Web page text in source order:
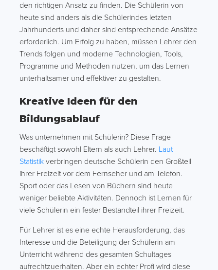
den richtigen Ansatz zu finden. Die Schülerin von
heute sind anders als die Schülerindes letzten
Jahrhunderts und daher sind entsprechende Ansätze
erforderlich. Um Erfolg zu haben, müssen Lehrer den
Trends folgen und moderne Technologien, Tools,
Programme und Methoden nutzen, um das Lernen
unterhaltsamer und effektiver zu gestalten.
Kreative Ideen für den
Bildungsablauf
Was unternehmen mit Schülerin? Diese Frage
beschäftigt sowohl Eltern als auch Lehrer. Laut
Statistik verbringen deutsche Schülerin den Großteil
ihrer Freizeit vor dem Fernseher und am Telefon.
Sport oder das Lesen von Büchern sind heute
weniger beliebte Aktivitäten. Dennoch ist Lernen für
viele Schülerin ein fester Bestandteil ihrer Freizeit.
Für Lehrer ist es eine echte Herausforderung, das
Interesse und die Beteiligung der Schülerin am
Unterricht während des gesamten Schultages
aufrechtzuerhalten. Aber ein echter Profi wird diese